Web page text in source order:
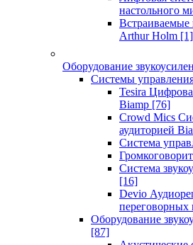
настольного
Встраиваемые
Arthur Holm [1]
Оборудование
Системы
Tesira
Biamp [76]
Crowd Mics
аудиторией
Система
Система
[16]
Devio
переговорных
Оборудование
[87]